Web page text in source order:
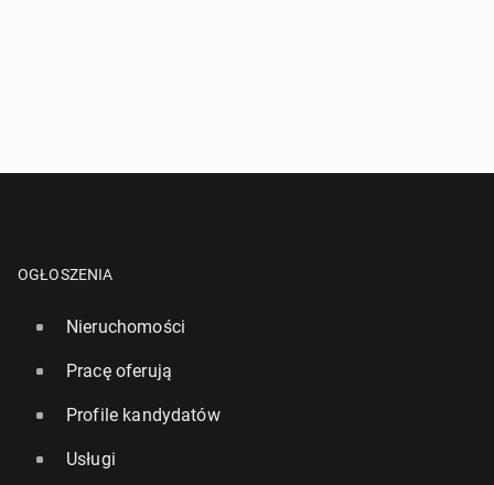
OGŁOSZENIA
Nieruchomości
Pracę oferują
Profile kandydatów
Usługi